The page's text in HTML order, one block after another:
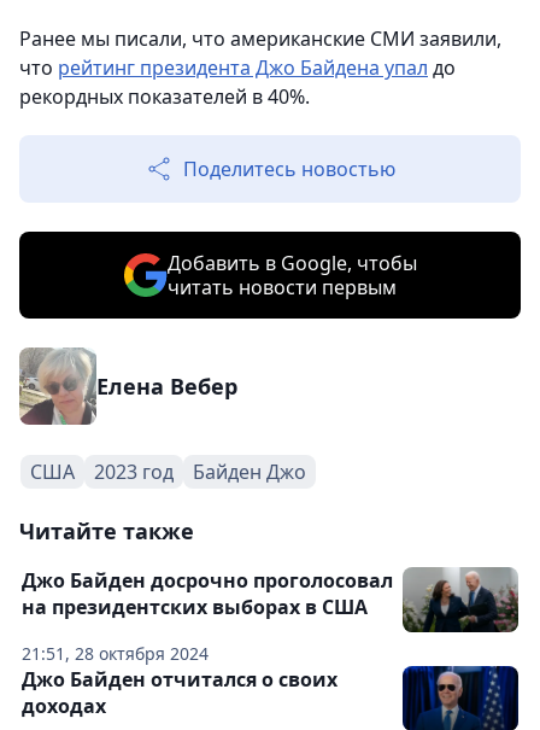
Ранее мы писали, что американские СМИ заявили,
что рейтинг президента Джо Байдена упал до
рекордных показателей в 40%.
Поделитесь новостью
Добавить в Google, чтобы
читать новости первым
Елена Вебер
США 2023 год Байден Джо
Читайте также
21:51, 28 октября 2024
Джо Байден досрочно проголосовал
на президентских выборах в США
Джо Байден отчитался о своих
доходах